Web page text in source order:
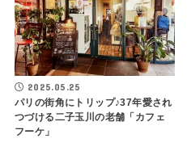
2025.05.25
パリの街角にトリップ♪37年愛され
つづける二子玉川の老舗「カフェ
フーケ」